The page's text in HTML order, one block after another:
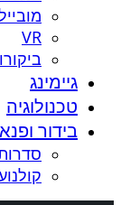
VR
גיימינג
טכנולוגיה
בידור